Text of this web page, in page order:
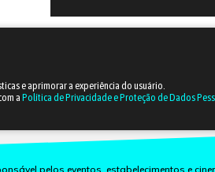
pelos eventos, estabelecimentos e
e aprimorar a experiência do usuário.
a Política de Privacidade e Proteção de Dados